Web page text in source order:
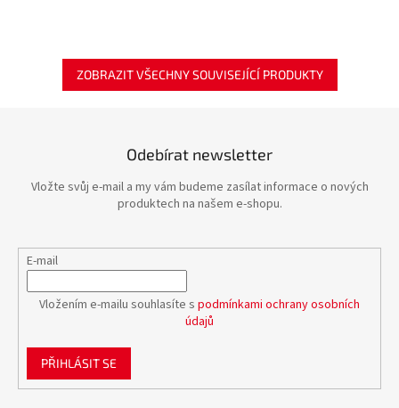
ZOBRAZIT VŠECHNY SOUVISEJÍCÍ PRODUKTY
Odebírat newsletter
Vložte svůj e-mail a my vám budeme zasílat informace o nových
produktech na našem e-shopu.
E-mail
Vložením e-mailu souhlasíte s podmínkami ochrany osobních
údajů
PŘIHLÁSIT SE